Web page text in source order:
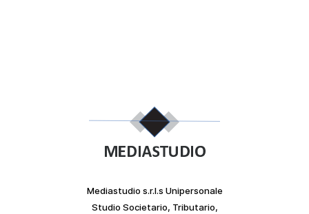
Mediastudio s.r.l.s Unipersonale
Studio Societario, Tributario,